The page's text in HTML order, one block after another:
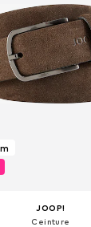
JOOP!
Ceinture